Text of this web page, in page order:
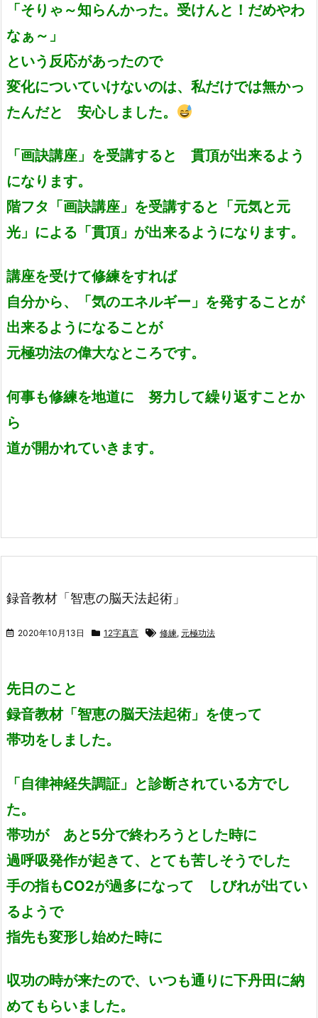
「そりゃ～知らんかった。受けんと！だめやわ
なぁ～」
という反応があったので
変化についていけないのは、私だけでは無かっ
たんだと 安心しました。
「画訣講座」を受講すると 貫頂が出来るよう
になります。
階フタ「画訣講座」を受講すると「元気と元
光」による「貫頂」が出来るようになります。
講座を受けて修練をすれば
自分から、「気のエネルギー」を発することが
出来るようになることが
元極功法の偉大なところです。
何事も修練を地道に 努力して繰り返すことか
ら
道が開かれていきます。
録音教材「智恵の脳天法起術」
2020年10月13日 12字真言 修練, 元極功法
先日のこと
録音教材「智恵の脳天法起術」を使って
帯功をしました。
「自律神経失調証」と診断されている方でし
た。
帯功が あと5分で終わろうとした時に
過呼吸発作が起きて、とても苦しそうでした
手の指もCO2が過多になって しびれが出てい
るようで
指先も変形し始めた時に
収功の時が来たので、いつも通りに下丹田に納
めてもらいました。